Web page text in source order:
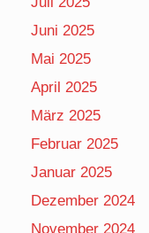
Juni 2025
Mai 2025
April 2025
März 2025
Februar 2025
Januar 2025
Dezember 2024
November 2024